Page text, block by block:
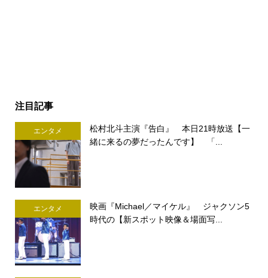
注目記事
エンタメ
松村北斗主演『告白』 本日21時放送【一
緒に来るの夢だったんです】 「...
エンタメ
映画『Michael／マイケル』 ジャクソン5
時代の【新スポット映像＆場面写...